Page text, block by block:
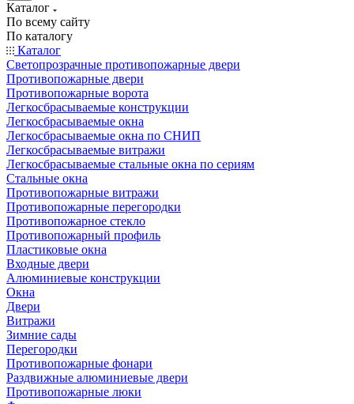
Каталог
По всему сайту
По каталогу
Каталог
Светопрозрачные противопожарные двери
Противопожарные двери
Противопожарные ворота
Легкосбрасываемые конструкции
Легкосбрасываемые окна
Легкосбрасываемые окна по СНИП
Легкосбрасываемые витражи
Легкосбрасываемые стальные окна по сериям
Стальные окна
Противопожарные витражи
Противопожарные перегородки
Противопожарное стекло
Противопожарный профиль
Пластиковые окна
Входные двери
Алюминиевые конструкции
Окна
Двери
Витражи
Зимние сады
Перегородки
Противопожарные фонари
Раздвижные алюминиевые двери
Противопожарные люки